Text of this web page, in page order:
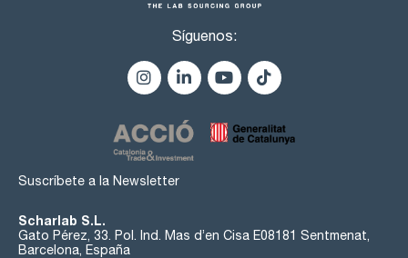
Síguenos:
Suscríbete a la Newsletter
Scharlab S.L.
Gato Pérez, 33. Pol. Ind. Mas d’en Cisa E08181 Sentmenat,
Barcelona, España